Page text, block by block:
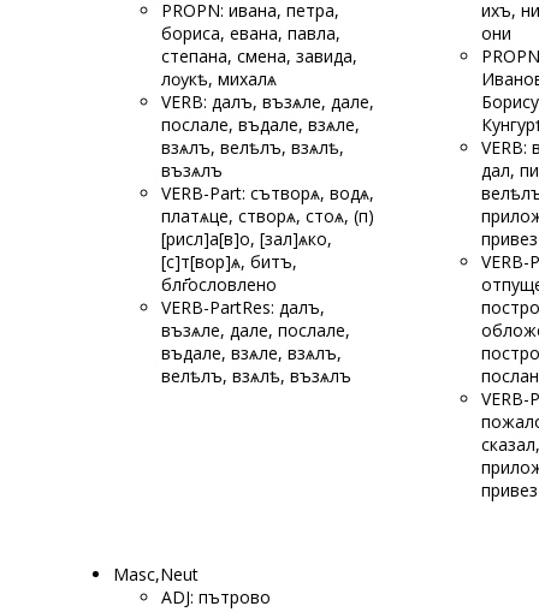
PROPN: ивана, петра,
бориса, евана, павла,
степана, смена, завида,
лѹкѣ, михалѧ
VERB: далъ, възѧле, дале,
послале, въдале, взѧле,
взѧлъ, велѣлъ, взѧлѣ,
възѧлъ
VERB-Part: сътворѧ, водѧ,
платѧце, створѧ, стоѧ, (п)
[рисл]а[в]о, [зал]ѧко,
[с]т[вор]ѧ, битъ,
блг҃ословлено
VERB-PartRes: далъ,
възѧле, дале, послале,
въдале, взѧле, взѧлъ,
велѣлъ, взѧлѣ, възѧлъ
ихъ,
они
VERB:
дал,
привез
VERB-
послан
VERB-
привез
Masc,Neut
ADJ: пътрово